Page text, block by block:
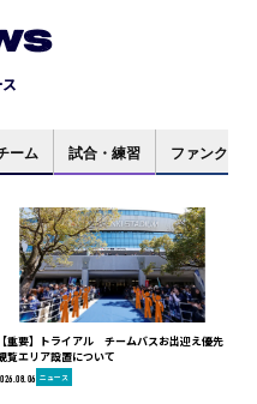
ーム 試合・練習 ファンクラブ
【重要】トライアル チームバスお出迎え優先
覧エリア設置について
ニュース